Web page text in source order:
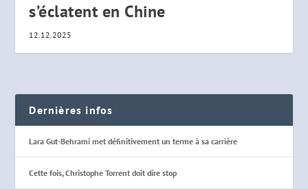
s’éclatent en Chine
12.12.2025
Dernières infos
Lara Gut-Behrami met définitivement un terme à sa carrière
Cette fois, Christophe Torrent doit dire stop